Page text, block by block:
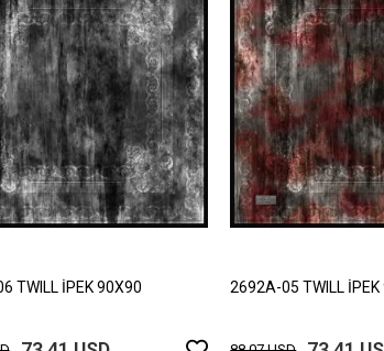
TWILL İPEK 90X90 2692A-05 TWILL İPEK